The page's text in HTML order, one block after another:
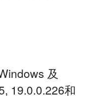
及
19.0.0.226和